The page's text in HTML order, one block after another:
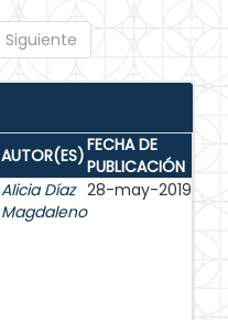
Siguiente
AUTOR(ES)FECHA DE
PUBLICACIÓN
Alicia Díaz
Magdaleno
28-may-2019